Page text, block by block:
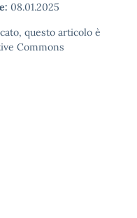
08.01.2025
questo articolo è
Commons